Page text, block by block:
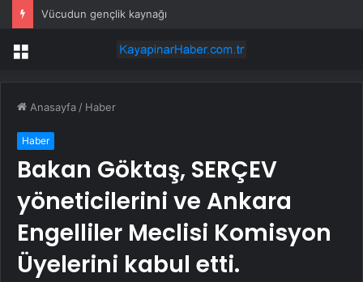
Vücudun gençlik kaynağı
Menü
Anasayfa / Haber
Haber
Bakan Göktaş, SERÇEV
yöneticilerini ve Ankara
Engelliler Meclisi Komisyon
Üyelerini kabul etti.